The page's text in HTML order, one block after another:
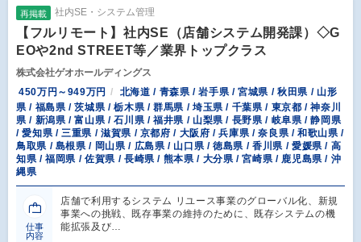
再掲載 社内SE・システム管理
【フルリモート】社内SE（店舗システム開発課）◇G
EOや2nd STREET等／業界トップクラス
株式会社ゲオホールディングス
450万円～949万円
北海道 / 青森県 / 岩手県 / 宮城県 / 秋田県 / 山形
県 / 福島県 / 茨城県 / 栃木県 / 群馬県 / 埼玉県 / 千葉県 / 東京都 / 神奈川
県 / 新潟県 / 富山県 / 石川県 / 福井県 / 山梨県 / 長野県 / 岐阜県 / 静岡県
/ 愛知県 / 三重県 / 滋賀県 / 京都府 / 大阪府 / 兵庫県 / 奈良県 / 和歌山県 /
鳥取県 / 島根県 / 岡山県 / 広島県 / 山口県 / 徳島県 / 香川県 / 愛媛県 / 高
知県 / 福岡県 / 佐賀県 / 長崎県 / 熊本県 / 大分県 / 宮崎県 / 鹿児島県 / 沖
縄県
仕事
内容
店舗で利用するシステム リユース事業のグローバル化、新規
事業への挑戦、既存事業の維持のために、既存システムの機
能拡張及び…